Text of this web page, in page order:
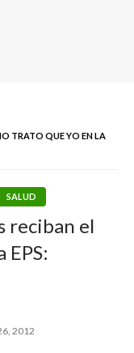
TRATO QUE YO EN LA
SALUD
reciban el
2012